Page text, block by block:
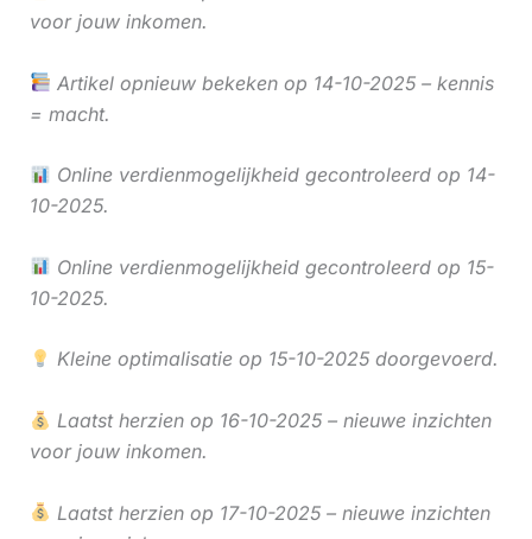
voor jouw inkomen.
Artikel opnieuw bekeken op 14-10-2025 – kennis
= macht.
Online verdienmogelijkheid gecontroleerd op 14-
10-2025.
Online verdienmogelijkheid gecontroleerd op 15-
10-2025.
Kleine optimalisatie op 15-10-2025 doorgevoerd.
Laatst herzien op 16-10-2025 – nieuwe inzichten
voor jouw inkomen.
Laatst herzien op 17-10-2025 – nieuwe inzichten